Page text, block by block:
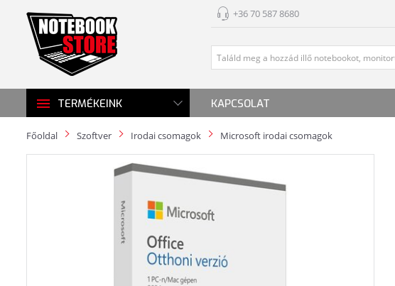
+36 70 587 8680
TERMÉKEINK KAPCSOLAT
Főoldal Szoftver Irodai csomagok Microsoft irodai csomagok